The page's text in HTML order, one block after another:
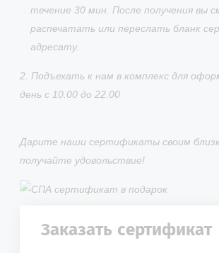
течение 30 мин. После получения вы
распечатать или переслать бланк
адресату.
2. Подъехать к нам в комплекс для
день с 10.00 до 22.00
Дарите наши сертификаты своим
получайте удовольствие!
Заказать сертификат